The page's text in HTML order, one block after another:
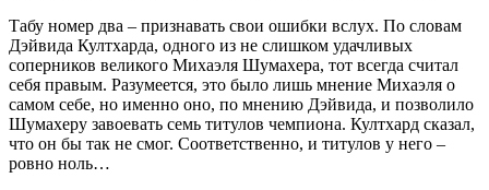
Табу номер два – признавать свои ошибки вслух. По словам
Дэйвида Култхарда, одного из не слишком удачливых
соперников великого Михаэля Шумахера, тот всегда считал
себя правым. Разумеется, это было лишь мнение Михаэля о
самом себе, но именно оно, по мнению Дэйвида, и позволило
Шумахеру завоевать семь титулов чемпиона. Култхард сказал,
что он бы так не смог. Соответственно, и титулов у него –
ровно ноль…